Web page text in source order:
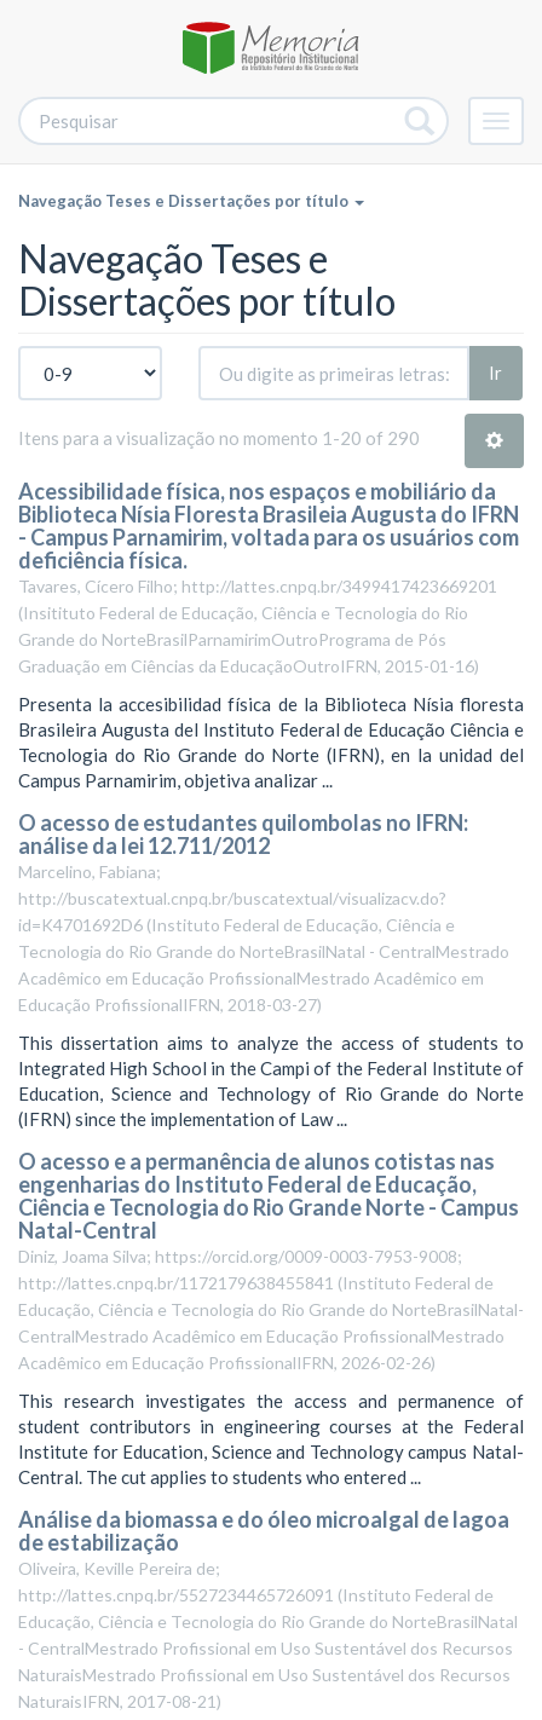
Navegação Teses e Dissertações por título
Navegação Teses e
Dissertações por título
Ir
Itens para a visualização no momento 1-20 of 290
Acessibilidade física, nos espaços e mobiliário da
Biblioteca Nísia Floresta Brasileia Augusta do IFRN
- Campus Parnamirim, voltada para os usuários com
deficiência física.
Tavares, Cícero Filho; http://lattes.cnpq.br/3499417423669201
(Insitituto Federal de Educação, Ciência e Tecnologia do Rio
Grande do NorteBrasilParnamirimOutroPrograma de Pós
Graduação em Ciências da EducaçãoOutroIFRN, 2015-01-16)
Presenta la accesibilidad física de la Biblioteca Nísia floresta
Brasileira Augusta del Instituto Federal de Educação Ciência e
Tecnologia do Rio Grande do Norte (IFRN), en la unidad del
Campus Parnamirim, objetiva analizar ...
O acesso de estudantes quilombolas no IFRN:
análise da lei 12.711/2012
Marcelino, Fabiana;
http://buscatextual.cnpq.br/buscatextual/visualizacv.do?
id=K4701692D6 (Instituto Federal de Educação, Ciência e
Tecnologia do Rio Grande do NorteBrasilNatal - CentralMestrado
Acadêmico em Educação ProfissionalMestrado Acadêmico em
Educação ProfissionalIFRN, 2018-03-27)
This dissertation aims to analyze the access of students to
Integrated High School in the Campi of the Federal Institute of
Education, Science and Technology of Rio Grande do Norte
(IFRN) since the implementation of Law ...
O acesso e a permanência de alunos cotistas nas
engenharias do Instituto Federal de Educação,
Ciência e Tecnologia do Rio Grande Norte - Campus
Natal-Central
Diniz, Joama Silva; https://orcid.org/0009-0003-7953-9008;
http://lattes.cnpq.br/1172179638455841 (Instituto Federal de
Educação, Ciência e Tecnologia do Rio Grande do NorteBrasilNatal-
CentralMestrado Acadêmico em Educação ProfissionalMestrado
Acadêmico em Educação ProfissionalIFRN, 2026-02-26)
This research investigates the access and permanence of
student contributors in engineering courses at the Federal
Institute for Education, Science and Technology campus Natal-
Central. The cut applies to students who entered ...
Análise da biomassa e do óleo microalgal de lagoa
de estabilização
Oliveira, Keville Pereira de;
http://lattes.cnpq.br/5527234465726091 (Instituto Federal de
Educação, Ciência e Tecnologia do Rio Grande do NorteBrasilNatal
- CentralMestrado Profissional em Uso Sustentável dos Recursos
NaturaisMestrado Profissional em Uso Sustentável dos Recursos
NaturaisIFRN, 2017-08-21)